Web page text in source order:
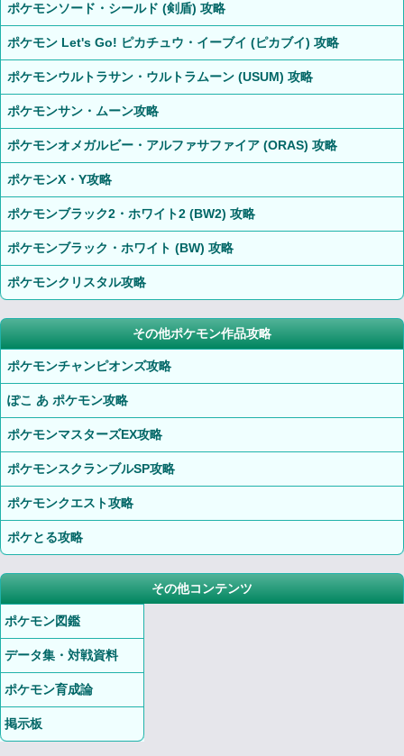
ポケモンソード・シールド (剣盾) 攻略
ポケモン Let's Go! ピカチュウ・イーブイ (ピカブイ) 攻略
ポケモンウルトラサン・ウルトラムーン (USUM) 攻略
ポケモンサン・ムーン攻略
ポケモンオメガルビー・アルファサファイア (ORAS) 攻略
ポケモンX・Y攻略
ポケモンブラック2・ホワイト2 (BW2) 攻略
ポケモンブラック・ホワイト (BW) 攻略
ポケモンクリスタル攻略
その他ポケモン作品攻略
ポケモンチャンピオンズ攻略
ぽこ あ ポケモン攻略
ポケモンマスターズEX攻略
ポケモンスクランブルSP攻略
ポケモンクエスト攻略
ポケとる攻略
その他コンテンツ
ポケモン図鑑
データ集・対戦資料
ポケモン育成論
掲示板